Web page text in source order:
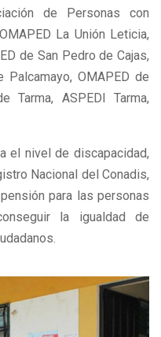
de Personas con
La Unión Leticia,
de San Pedro de Cajas,
Palcamayo, OMAPED de
Tarma, ASPEDI Tarma,
el nivel de discapacidad,
Nacional del Conadis,
para las personas
la igualdad de